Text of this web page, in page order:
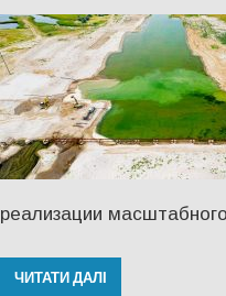
реализации
ЧИТАТИ ДАЛІ